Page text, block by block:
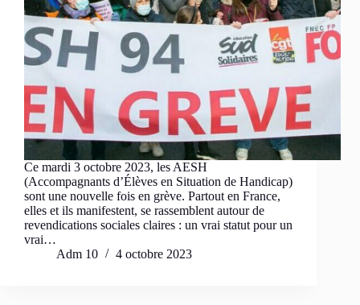
Ce mardi 3 octobre 2023, les AESH
(Accompagnants d’Élèves en Situation de Handicap)
sont une nouvelle fois en grève. Partout en France,
elles et ils manifestent, se rassemblent autour de
revendications sociales claires : un vrai statut pour un
vrai…
Adm 10
4 octobre 2023